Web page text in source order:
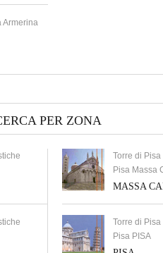
Armerina
PER ZONA
Torre di
Pisa Massa
MASSA
Torre di
Pisa PISA